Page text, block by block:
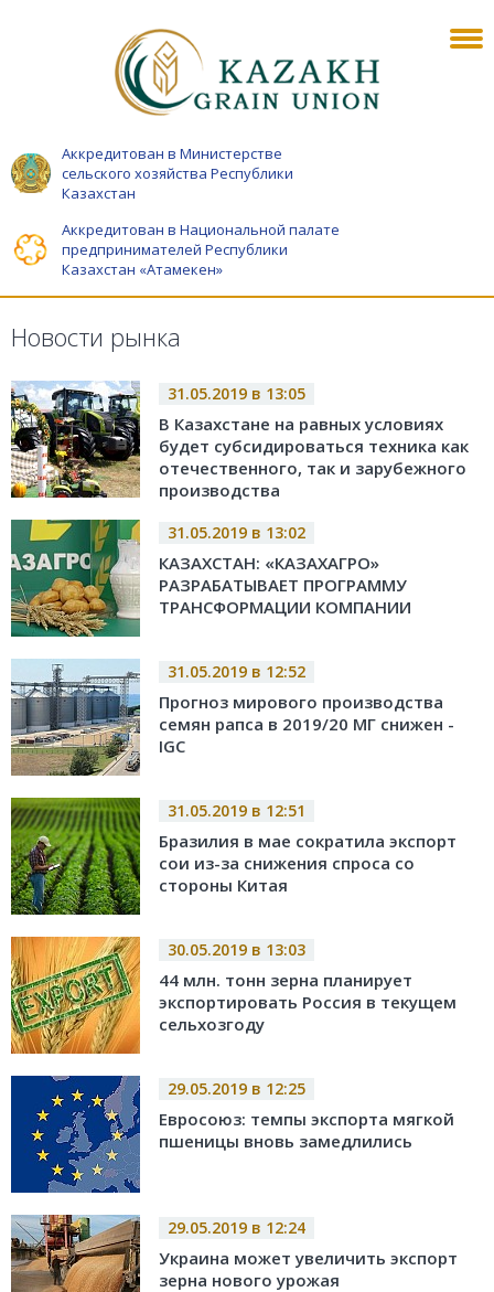
Аккредитован в Министерстве
сельского хозяйства Республики
Казахстан
Аккредитован в Национальной палате
предпринимателей Республики
Казахстан «Атамекен»
Новости рынка
31.05.2019 в 13:05
В Казахстане на равных условиях
будет субсидироваться техника как
отечественного, так и зарубежного
производства
31.05.2019 в 13:02
КАЗАХСТАН: «КАЗАХАГРО»
РАЗРАБАТЫВАЕТ ПРОГРАММУ
ТРАНСФОРМАЦИИ КОМПАНИИ
31.05.2019 в 12:52
Прогноз мирового производства
семян рапса в 2019/20 МГ снижен -
IGC
31.05.2019 в 12:51
Бразилия в мае сократила экспорт
сои из-за снижения спроса со
стороны Китая
30.05.2019 в 13:03
44 млн. тонн зерна планирует
экспортировать Россия в текущем
сельхозгоду
29.05.2019 в 12:25
Евросоюз: темпы экспорта мягкой
пшеницы вновь замедлились
29.05.2019 в 12:24
Украина может увеличить экспорт
зерна нового урожая